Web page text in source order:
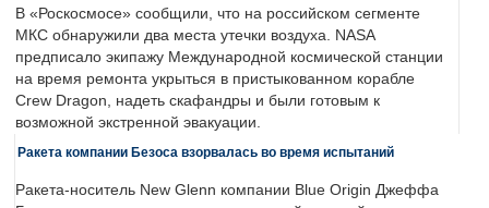
В «Роскосмосе» сообщили, что на российском сегменте
МКС обнаружили два места утечки воздуха. NASA
предписало экипажу Международной космической станции
на время ремонта укрыться в пристыкованном корабле
Crew Dragon, надеть скафандры и были готовым к
возможной экстренной эвакуации.
Ракета компании Безоса взорвалась во время испытаний
Ракета-носитель New Glenn компании Blue Origin Джеффа